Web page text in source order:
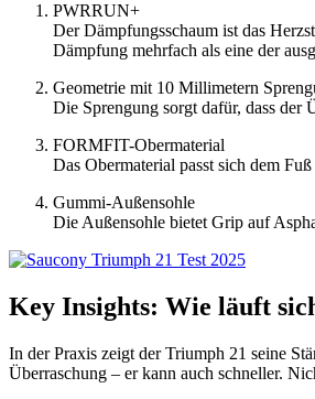
PWRRUN+
Der Dämpfungsschaum ist das
Dämpfung mehrfach als eine der
Geometrie mit 10 Millimetern
Die Sprengung sorgt dafür, dass der
FORMFIT-Obermaterial
Das Obermaterial passt sich dem
Gummi-Außensohle
Die Außensohle bietet Grip auf
Key Insights: Wie läuft
In der Praxis zeigt der Triumph 21 seine
Überraschung – er kann auch schneller.